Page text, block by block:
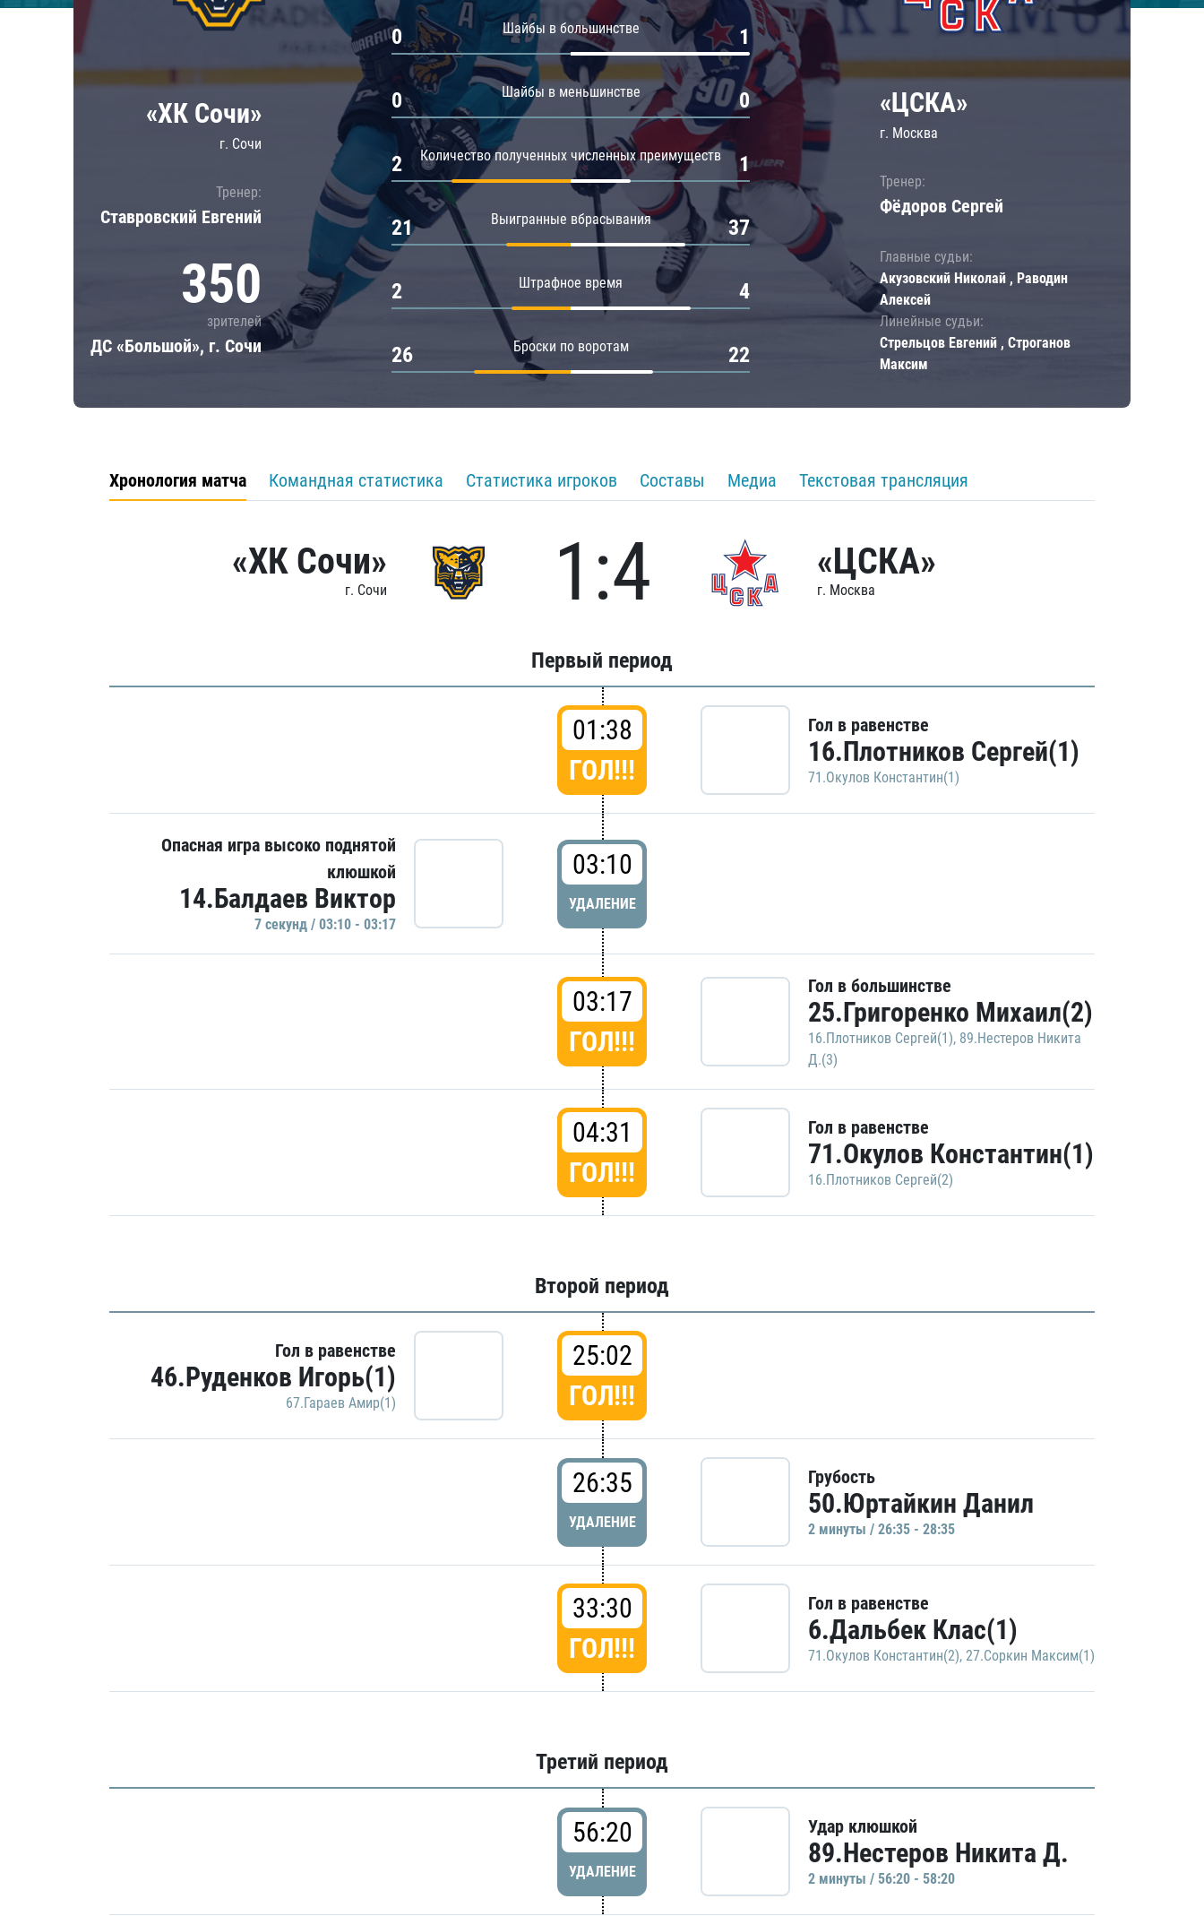
Локомотив
ЦСКА
Шанхайские Драконы
Амур
Барыс
Салават Юлаев
«ХК Сочи»
г. Сочи
Тренер:
Ставровский Евгений
350
зрителей
ДС «Большой», г. Сочи
Шайбы в большинстве
0 1
Шайбы в меньшинстве
0 0
Количество полученных численных преимуществ
2 1
Выигранные вбрасывания
21 37
Штрафное время
2 4
Броски по воротам
26 22
«ЦСКА»
г. Москва
Тренер:
Фёдоров Сергей
Главные судьи:
Акузовский Николай , Раводин
Алексей
Линейные судьи:
Стрельцов Евгений , Строганов
Максим
Хронология матча Командная статистика Статистика игроков Составы Медиа Текстовая трансляция
«ХК Сочи»
г. Сочи 1:4 «ЦСКА»
г. Москва
Первый период
01:38
ГОЛ!!!
Гол в равенстве
16.Плотников Сергей(1)
71.Окулов Константин(1)
Опасная игра высоко поднятой
клюшкой
14.Балдаев Виктор
7 секунд / 03:10 - 03:17
03:10
УДАЛЕНИЕ
03:17
ГОЛ!!!
Гол в большинстве
25.Григоренко Михаил(2)
16.Плотников Сергей(1), 89.Нестеров Никита
Д.(3)
04:31
ГОЛ!!!
Гол в равенстве
71.Окулов Константин(1)
16.Плотников Сергей(2)
Второй период
Гол в равенстве
46.Руденков Игорь(1)
67.Гараев Амир(1)
25:02
ГОЛ!!!
26:35
УДАЛЕНИЕ
Грубость
50.Юртайкин Данил
2 минуты / 26:35 - 28:35
33:30
ГОЛ!!!
Гол в равенстве
6.Дальбек Клас(1)
71.Окулов Константин(2), 27.Соркин Максим(1)
Третий период
56:20
УДАЛЕНИЕ
Удар клюшкой
89.Нестеров Никита Д.
2 минуты / 56:20 - 58:20